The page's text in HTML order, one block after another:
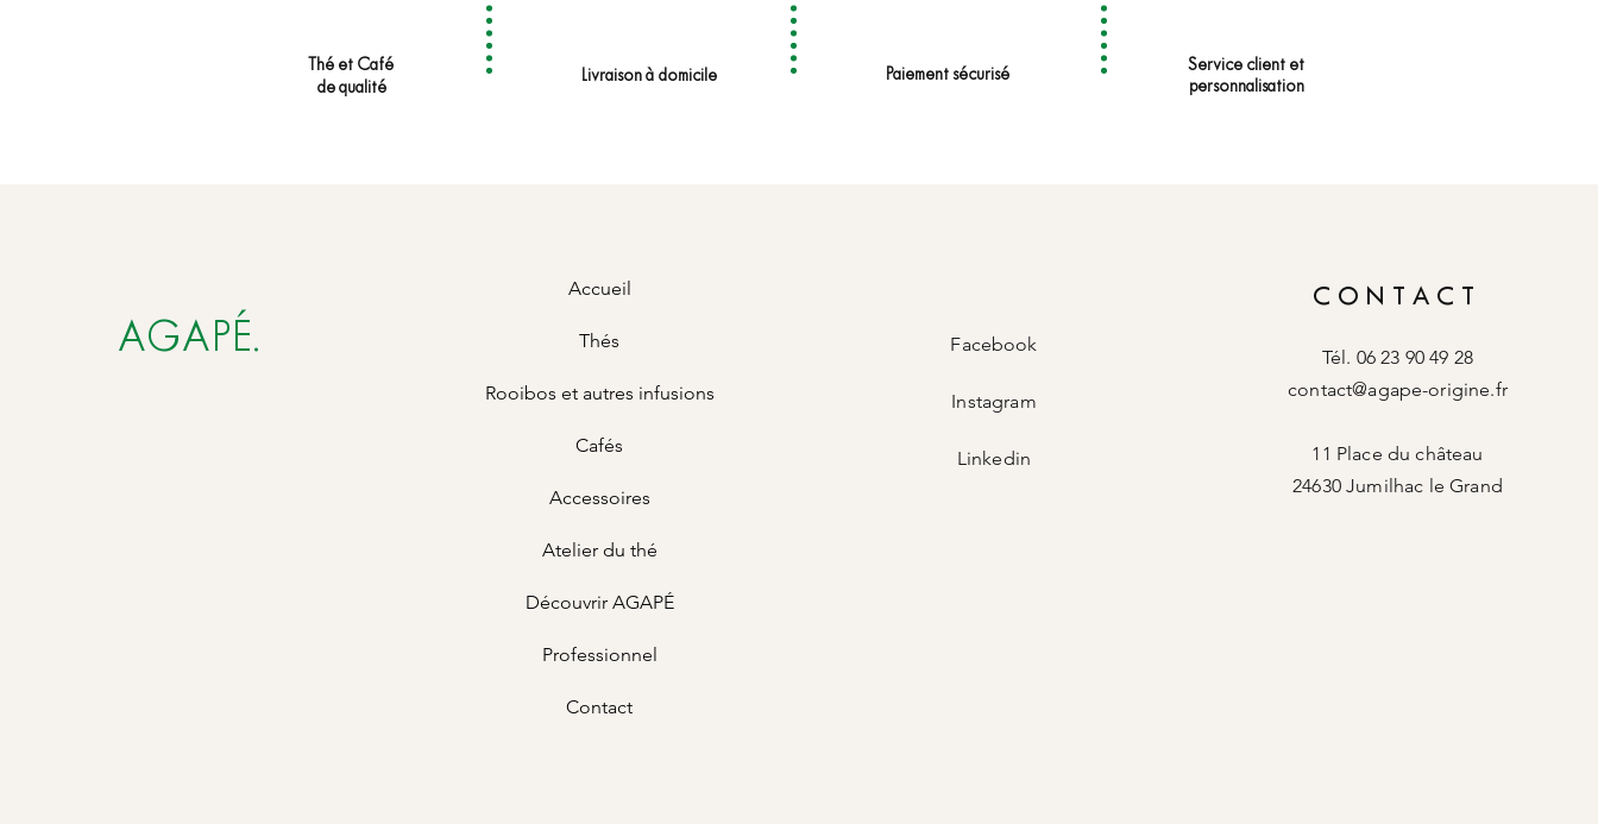
Thé et Café
de qualité
Livraison à domicile Paiement sécurisé
Service client et
personnalisation
AGAPÉ.
Accueil
Thés
Rooibos et autres infusions
Cafés
Accessoires
Atelier du thé
Découvrir AGAPÉ
Professionnel
Contact
Facebook
Instagram
Linkedin
CONTACT
Tél. 06 23 90 49 28
contact@agape-origine.fr
11 Place du château
24630 Jumilhac le Grand